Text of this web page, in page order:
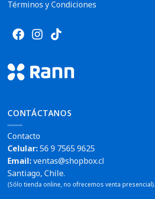
Términos y Condiciones
CONTÁCTANOS
Contacto
Celular:56 9 7565 9625
Email:ventas@shopbox.cl
Santiago, Chile.
(Sólo tienda online, no ofrecemos venta presencial).